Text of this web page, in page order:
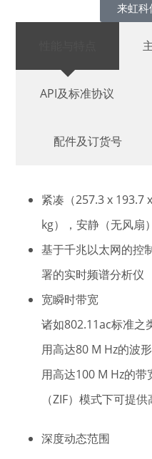
来虹科
API及标准协议
配件及订货号
紧凑（257.3 x 193.7
kg），安静（无风扇）
基于千兆以太网的控
署的实时频谱分析仪
宽瞬时带宽
诸如802.11ac标准之
用高达80 M Hz的波
用高达100 M Hz的带
（ZIF）模式下可提
深度动态范围